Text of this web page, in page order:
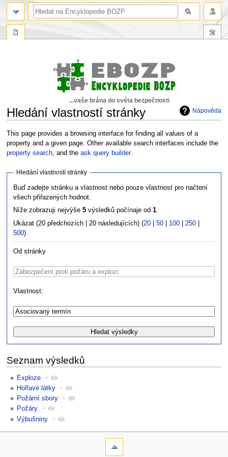
...vaše brána do světa bezpečnosti
Nápověda
Hledání vlastností stránky
Skočit
na
navigaci
Skočit
na
vyhledávání
This page provides a browsing interface for finding all values of a
property and a given page. Other available search interfaces include the
property search, and the ask query builder.
Hledání vlastností stránky
Buď zadejte stránku a vlastnost nebo pouze vlastnost pro načtení
všech přiřazených hodnot.
Níže zobrazuji nejvýše5 výsledků počínaje od1.
Ukázat (20 předchozích | 20 následujících) (20 |50 100 250
500).
Od stránky
Vlastnost:
Seznam výsledků
Exploze
+
Hořlavé látky
+
Požární sbory
+
Požáry
+
Výbušniny
+